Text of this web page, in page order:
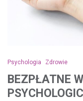
Psychologia Zdrowie
BEZPŁATNE